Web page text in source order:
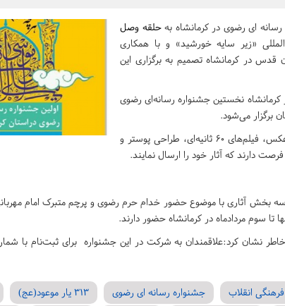
ای رضوی در کرمانشاه بهحلقه وصل
«زیر سایه خورشید» و با همکاری
آستان قدس در کرمانشاه تصمیم به برگزاری این
نخستین جشنواره رسانه‌ای رضوی
برگزار می‌شود.
شریفی ادامه داد: این جشنواره در سه بخش عکس، فیلم‌های ۶۰ ثانیه‌ای، طراحی پوستر و
فرصت دارند که آثار خود را ارسال نمایند.
سه بخش آثاری با موضوع حضور خدام حرم رضوی و پرچم متبرک امام
تا سوم مردادماه در کرمانشاه حضور دارند.
انقلاب جشنواره رسانه ای رضوی 313 یار موعود(عج)